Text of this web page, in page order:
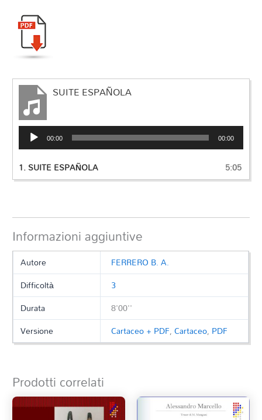
SUITE ESPAÑOLA
Audio
Player 00:00 00:00
1.SUITE ESPAÑOLA 5:05
Informazioni aggiuntive
Autore
FERRERO B. A.
Difficoltà
3
Durata
8'00''
Versione
Cartaceo + PDF,Cartaceo, PDF
Prodotti correlati